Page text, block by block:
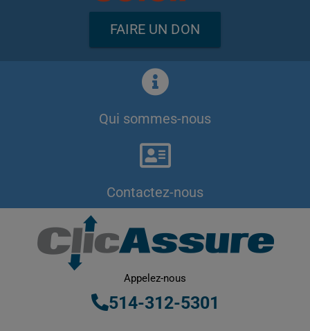
FAIRE UN DON
Qui sommes-nous
Contactez-nous
Appelez-nous
514-312-5301